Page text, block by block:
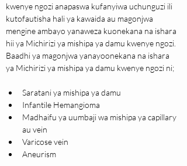
kwenye ngozi anapaswa kufanyiwa uchunguzi ili
kutofautisha hali ya kawaida au magonjwa
mengine ambayo yanaweza kuonekana na ishara
hii ya Michirizi ya mishipa ya damu kwenye ngozi.
Baadhi ya magonjwa yanayoonekana na ishara
ya Michirizi ya mishipa ya damu kwenye ngozi ni;
Saratani ya mishipa ya damu
Infantile Hemangioma
Madhaifu ya uumbaji wa mishipa ya capillary
au vein
Varicose vein
Aneurism